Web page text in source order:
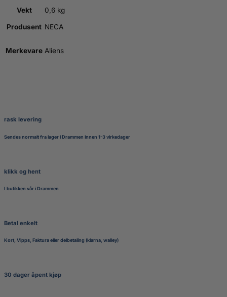
Vekt 0,6 kg
Produsent NECA
Merkevare Aliens
rask levering
Sendes normalt fra lager i Drammen innen 1-3 virkedager
klikk og hent
I butikken vår i Drammen
Betal enkelt
Kort, Vipps, Faktura eller delbetaling (klarna, walley)
30 dager åpent kjøp